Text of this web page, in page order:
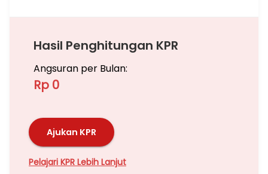
Hasil Penghitungan KPR
Angsuran per Bulan:
Rp 0
Ajukan KPR
Pelajari KPR Lebih Lanjut